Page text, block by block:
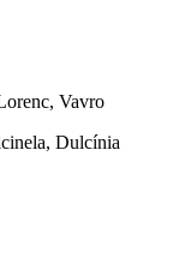
Vavro
Dulcínia